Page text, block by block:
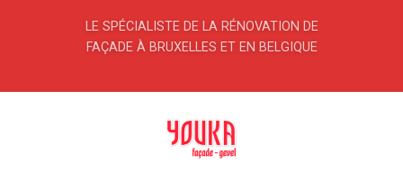
LE SPÉCIALISTE DE LA RÉNOVATION DE
FAÇADE À BRUXELLES ET EN BELGIQUE